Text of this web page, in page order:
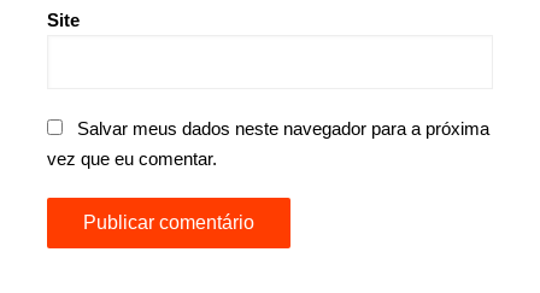
Site
Salvar meus dados neste navegador para a próxima
vez que eu comentar.